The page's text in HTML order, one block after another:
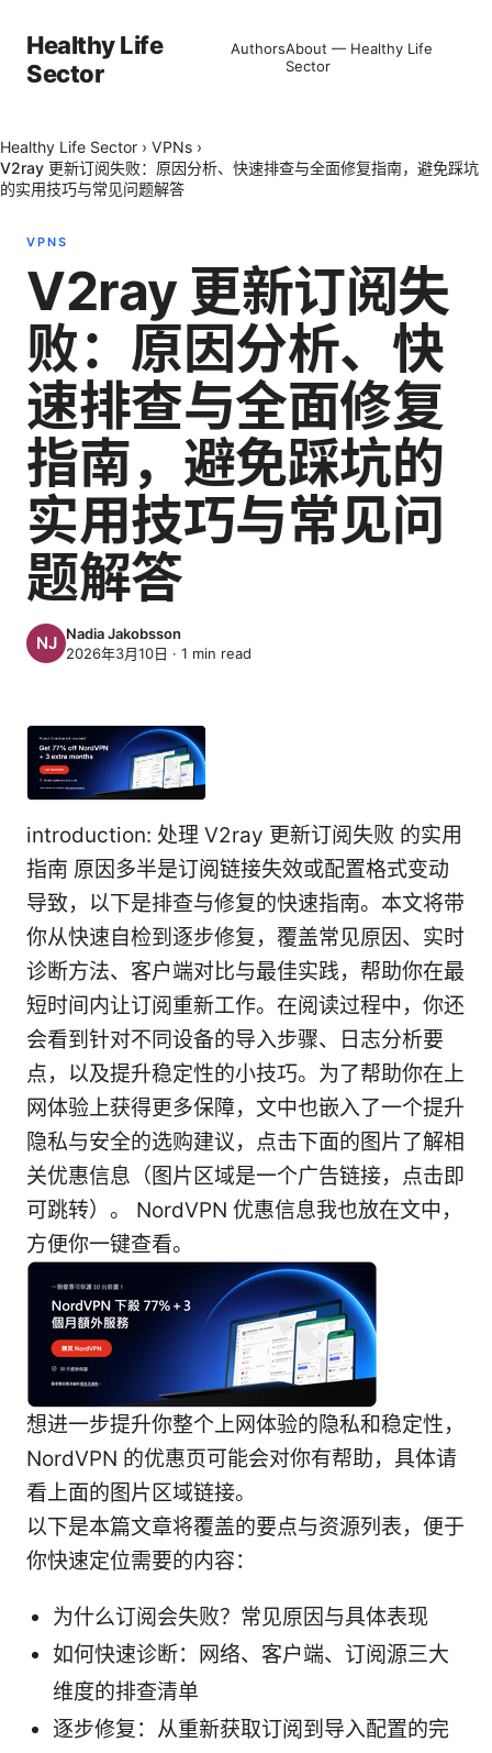
Healthy Life
Sector
AuthorsAbout — Healthy Life
Sector
Healthy Life Sector › VPNs ›
V2ray 更新订阅失败：原因分析、快速排查与全面修复指南，避免踩坑
的实用技巧与常见问题解答
VPNS
V2ray 更新订阅失
败：原因分析、快
速排查与全面修复
指南，避免踩坑的
实用技巧与常见问
题解答
Nadia Jakobsson
2026年3月10日 · 1 min read
introduction: 处理 V2ray 更新订阅失败 的实用
指南 原因多半是订阅链接失效或配置格式变动
导致，以下是排查与修复的快速指南。本文将带
你从快速自检到逐步修复，覆盖常见原因、实时
诊断方法、客户端对比与最佳实践，帮助你在最
短时间内让订阅重新工作。在阅读过程中，你还
会看到针对不同设备的导入步骤、日志分析要
点，以及提升稳定性的小技巧。为了帮助你在上
网体验上获得更多保障，文中也嵌入了一个提升
隐私与安全的选购建议，点击下面的图片了解相
关优惠信息（图片区域是一个广告链接，点击即
可跳转）。 NordVPN 优惠信息我也放在文中，
方便你一键查看。
想进一步提升你整个上网体验的隐私和稳定性，
NordVPN 的优惠页可能会对你有帮助，具体请
看上面的图片区域链接。
以下是本篇文章将覆盖的要点与资源列表，便于
你快速定位需要的内容：
为什么订阅会失败？常见原因与具体表现
如何快速诊断：网络、客户端、订阅源三大
维度的排查清单
逐步修复：从重新获取订阅到导入配置的完